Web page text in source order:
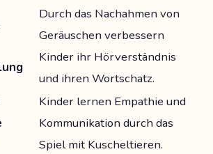
Durch das Nachahmen von
Geräuschen verbessern
Kinder ihr Hörverständnis
und ihren Wortschatz.
Kinder lernen Empathie und
Kommunikation durch das
Spiel mit Kuscheltieren.